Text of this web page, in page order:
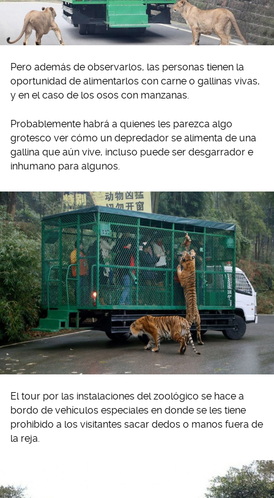
Pero además de observarlos, las personas tienen la
oportunidad de alimentarlos con carne o gallinas vivas,
y en el caso de los osos con manzanas.
Probablemente habrá a quienes les parezca algo
grotesco ver cómo un depredador se alimenta de una
gallina que aún vive, incluso puede ser desgarrador e
inhumano para algunos.
El tour por las instalaciones del zoológico se hace a
bordo de vehículos especiales en donde se les tiene
prohibido a los visitantes sacar dedos o manos fuera de
la reja.